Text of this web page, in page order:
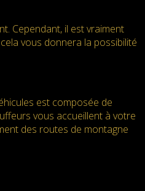
Cependant, il est vraiment
vous donnera la possibilité
est composée de
vous accueillent à votre
des routes de montagne